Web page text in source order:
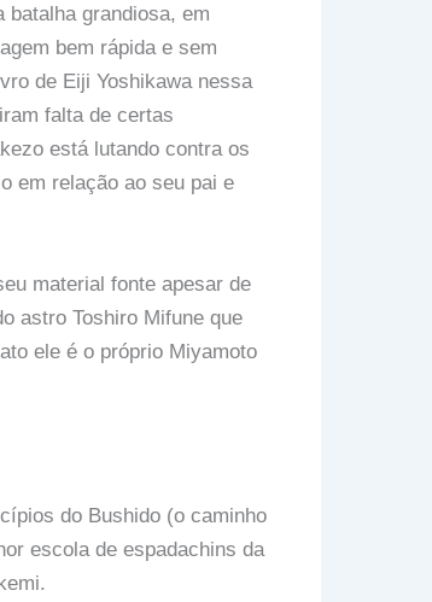
batalha grandiosa, em
bem rápida e sem
de Eiji Yoshikawa nessa
falta de certas
está lutando contra os
em relação ao seu pai e
material fonte apesar de
astro Toshiro Mifune que
ele é o próprio Miyamoto
do Bushido (o caminho
escola de espadachins da